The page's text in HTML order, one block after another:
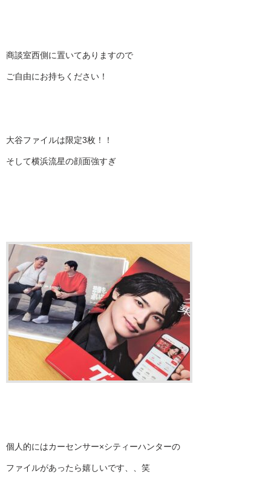
商談室西側に置いてありますので
ご自由にお持ちください！
大谷ファイルは限定3枚！！
そして横浜流星の顔面強すぎ
個人的にはカーセンサー×シティーハンターの
ファイルがあったら嬉しいです、、笑